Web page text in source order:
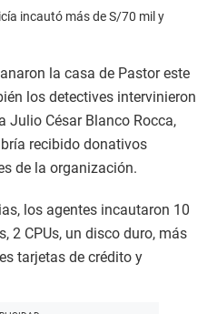
incautó más de S/70 mil y
la casa de Pastor este
los detectives intervinieron
Julio César Blanco Rocca,
recibido donativos
de la organización.
los agentes incautaron 10
2 CPUs, un disco duro, más
tarjetas de crédito y